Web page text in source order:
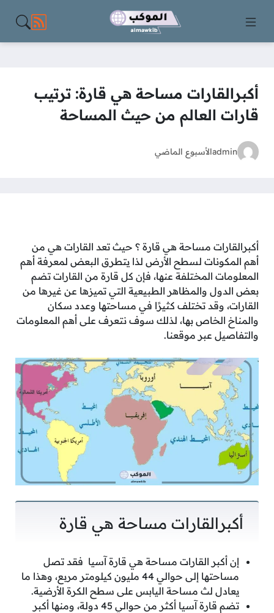
مواقع
أكبرالقارات مساحة هي قارة: ترتيب
قارات العالم من حيث المساحة
adminالأسبوع الماضي
أكبرالقارات مساحة هي قارة ؟ حيث تعد القارات هي من
أهم المكونات لسطح الأرض لذا يتطرق البعض لمعرفة أهم
المعلومات المختلفة عنها، فإن كل قارة من القارات تضم
بعض الدول والمظاهر الطبيعية التي تميزها عن غيرها من
القارات، وقد تختلف كثيرًا في مساحتها وعدد سكان
والمناخ الخاص بها، لذلك سوف نتعرف على أهم المعلومات
والتفاصيل عبر موقعنا.
أكبرالقارات مساحة هي قارة
إن أكبر القارات مساحة هي قارة آسيا فقد تصل
مساحتها إلى حوالي 44 مليون كيلومتر مربع، وهذا ما
يعادل لث مساحة اليابس على سطح الكرة الأرضية.
تضم قارة آسيا أكثر من حوالي 45 دولة، ومنها أكبر